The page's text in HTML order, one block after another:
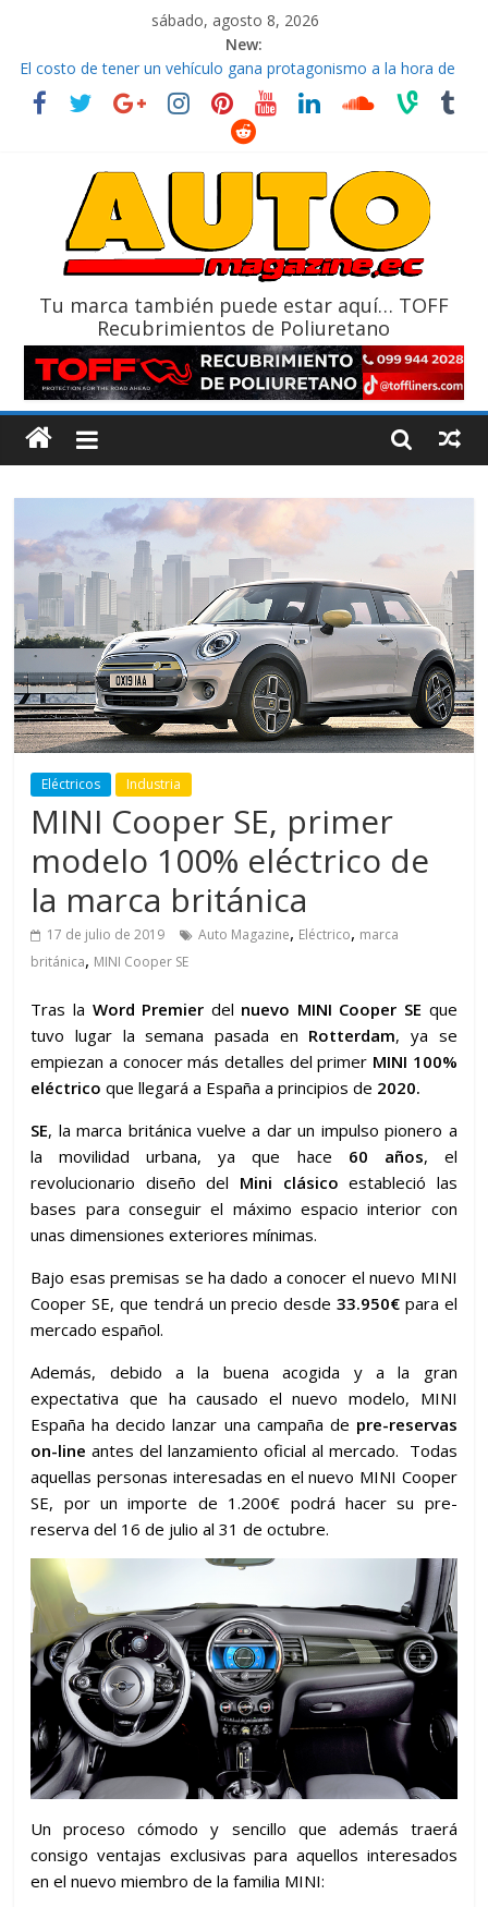
sábado, agosto 8, 2026
New:
El costo de tener un vehículo gana protagonismo a la hora de
decidir
Ultima película ‘Spider‑Man: Brand New Day’ pone en escena a
La Vuelta al Ecuador 2026, edición 47ª, recorre 7 provincias en 8
La FEDAK recibe 12 Sinotruk Bolden para cubrir las rutas de La
Tu marca también puede estar aquí… TOFF
Recubrimientos de Poliuretano
Eléctricos Industria
MINI Cooper SE, primer
modelo 100% eléctrico de
la marca británica
17 de julio de 2019 Auto Magazine, Eléctrico, marca
británica, MINI Cooper SE
Tras la Word Premier del nuevo MINI Cooper SE que
tuvo lugar la semana pasada en Rotterdam, ya se
empiezan a conocer más detalles del primer MINI 100%
eléctricoque llegará a España a principios de 2020.
SE, la marca británica vuelve a dar un impulso pionero a
la movilidad urbana, ya que hace 60 años, el
revolucionario diseño del Mini clásico estableció las
bases para conseguir el máximo espacio interior con
unas dimensiones exteriores mínimas.
Bajo esas premisas se ha dado a conocer el nuevo MINI
Cooper SE, que tendrá un precio desde 33.950€para el
mercado español.
Además, debido a la buena acogida y a la gran
expectativa que ha causado el nuevo modelo, MINI
España ha decido lanzar una campaña de pre-reservas
on-line antes del lanzamiento oficial al mercado. Todas
aquellas personas interesadas en el nuevo MINI Cooper
SE, por un importe de 1.200€ podrá hacer su pre-
reserva del 16 de julio al 31 de octubre.
Un proceso cómodo y sencillo que además traerá
consigo ventajas exclusivas para aquellos interesados
en el nuevo miembro de la familia MINI: